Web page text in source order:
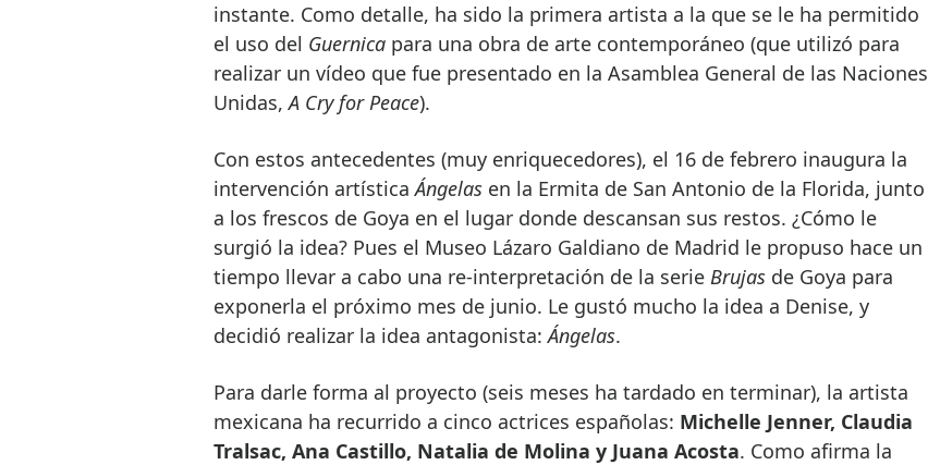
instante. Como detalle, ha sido la primera artista a la que se le ha permitido
el uso del Guernicapara una obra de arte contemporáneo (que utilizó para
realizar un vídeo que fue presentado en la Asamblea General de las Naciones
Unidas,A Cry for Peace).
Con estos antecedentes (muy enriquecedores), el 16 de febrero inaugura la
intervención artísticaÁngelasen la Ermita de San Antonio de la Florida, junto
a los frescos de Goya en el lugar donde descansan sus restos. ¿Cómo le
surgió la idea? Pues el Museo Lázaro Galdiano de Madrid le propuso hace un
tiempo llevar a cabo una re-interpretación de la serie Brujasde Goya para
exponerla el próximo mes de junio. Le gustó mucho la idea a Denise, y
decidió realizar la idea antagonista:Ángelas.
Para darle forma al proyecto (seis meses ha tardado en terminar), la artista
mexicana ha recurrido a cinco actrices españolas: Michelle Jenner, Claudia
Tralsac, Ana Castillo, Natalia de Molina y Juana Acosta. Como afirma la